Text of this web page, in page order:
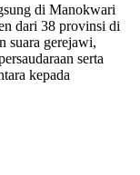
di Manokwari
dari 38 provinsi di
suara gerejawi,
serta
kepada